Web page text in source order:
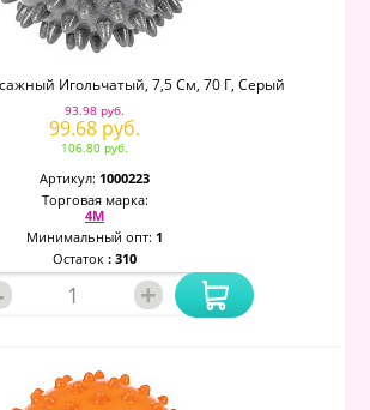
Игольчатый, 7,5 См, 70 Г, Серый
93.98 руб.
99.68 руб.
106.80 руб.
Артикул: 1000223
Торговая марка:
4М
Минимальный опт: 1
Остаток : 310
+